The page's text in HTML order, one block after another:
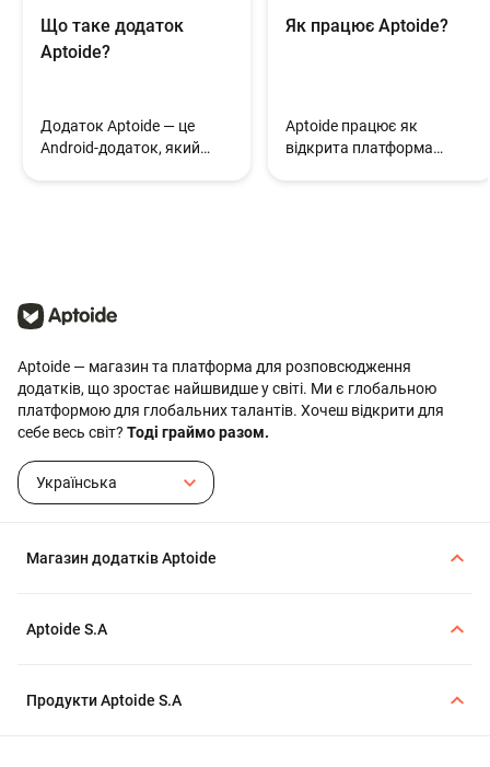
Що таке додаток
Aptoide?
Додаток Aptoide — це
Android-додаток, який
додатками й іграми
безпосередньо на своєму
Як працює Aptoide?
Aptoide працює як
відкрита платформа
Aptoide — магазин та платформа для розповсюдження
додатків, що зростає найшвидше у світі. Ми є глобальною
платформою для глобальних талантів. Хочеш відкрити для
себе весь світ? Тоді граймо разом.
Українська
Магазин додатків Aptoide
Aptoide S.A
Продукти Aptoide S.A